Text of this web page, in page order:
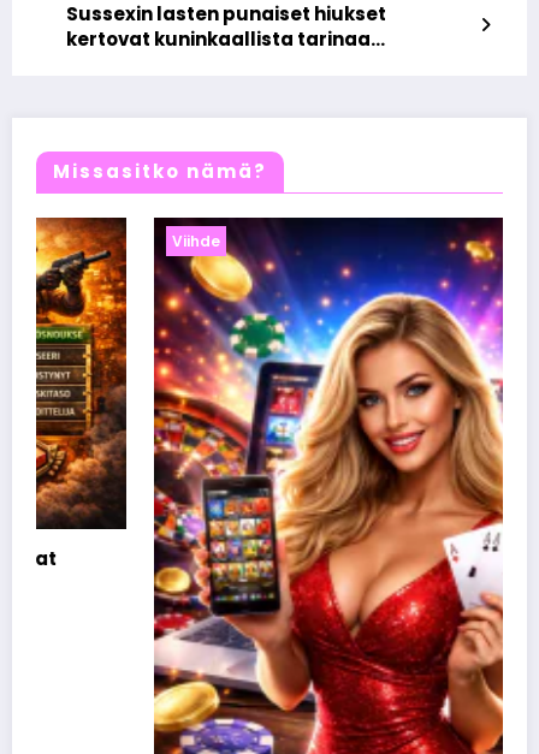
Sussexin lasten punaiset hiukset
kertovat kuninkaallista tarinaa
Missasitko nämä?
Viihde